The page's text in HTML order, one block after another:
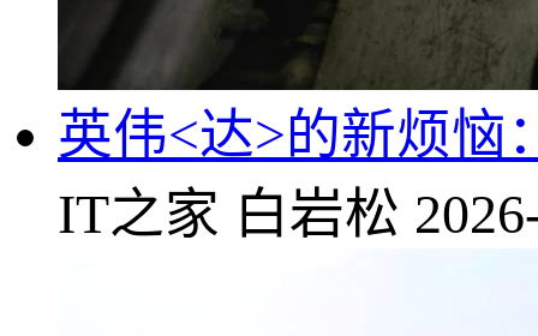
英伟<达>的新烦恼
IT之家 白岩松